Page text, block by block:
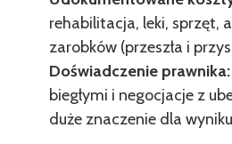
rehabilitacja, leki, sprzęt,
zarobków (przeszła i
Doświadczenie prawnika:
biegłymi i negocjacje z
duże znaczenie dla